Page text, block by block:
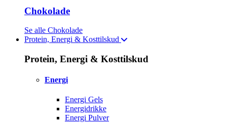
Chokolade
Se alle Chokolade
Protein, Energi & Kosttilskud
Protein, Energi & Kosttilskud
Energi
Energi Gels
Energidrikke
Energi Pulver